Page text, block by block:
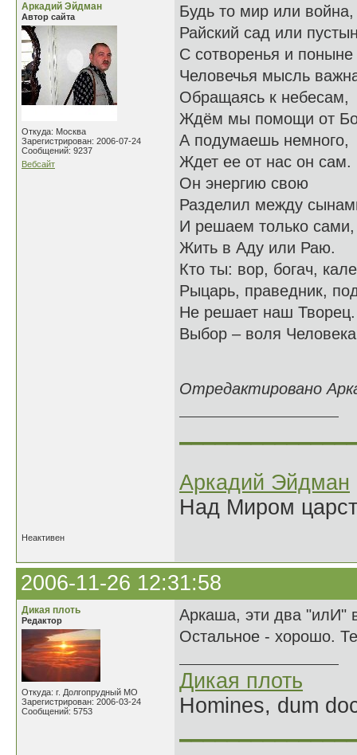
Аркадий Эйдман
Автор сайта
Откуда: Москва
Зарегистрирован: 2006-07-24
Сообщений: 9237
Вебсайт
Будь то мир или война,
Райский сад или
С сотворенья и поныне
Человечья мысль
Обращаясь к небесам,
Ждём мы помощи от
А подумаешь немного,
Ждет ее от нас он сам.
Он энергию свою
Разделил между
И решаем только сами,
Жить в Аду или Раю.
Кто ты: вор, богач,
Рыцарь, праведник,
Не решает наш Творец.
Выбор – воля
Отредактировано
Аркадий Эйдман
Над Миром
Неактивен
2006-11-26 12:31:58
Дикая плоть
Редактор
Откуда: г. Долгопрудный МО
Зарегистрирован: 2006-03-24
Сообщений: 5753
Аркаша, эти два "илИ"
Остальное - хорошо.
Дикая плоть
Homines, dum